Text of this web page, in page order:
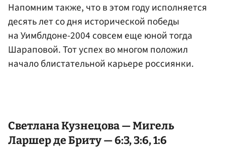
Напомним также, что в этом году исполняется
десять лет со дня исторической победы
на Уимблдоне-2004 совсем еще юной тогда
Шараповой. Тот успех во многом положил
начало блистательной карьере россиянки.
Светлана Кузнецова — Мигель
Ларшер де Бриту — 6:3, 3:6, 1:6